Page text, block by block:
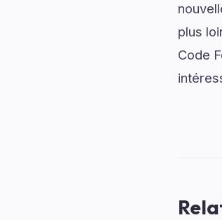
plus
Code